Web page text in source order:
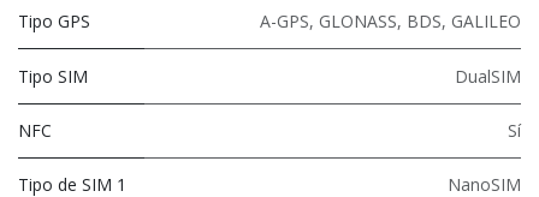
Tipo GPS A-GPS, GLONASS, BDS, GALILEO
Tipo SIM DualSIM
NFC Sí
Tipo de SIM 1 NanoSIM